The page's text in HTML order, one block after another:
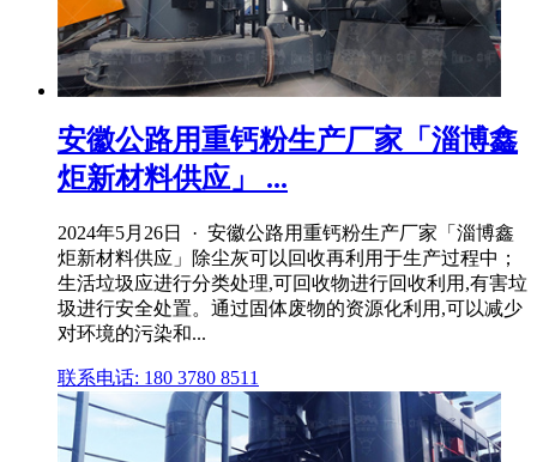
安徽公路用重钙粉生产厂家「淄博鑫
炬新材料供应」 ...
2024年5月26日 · 安徽公路用重钙粉生产厂家「淄博鑫
炬新材料供应」除尘灰可以回收再利用于生产过程中；
生活垃圾应进行分类处理,可回收物进行回收利用,有害垃
圾进行安全处置。通过固体废物的资源化利用,可以减少
对环境的污染和...
联系电话: 180 3780 8511